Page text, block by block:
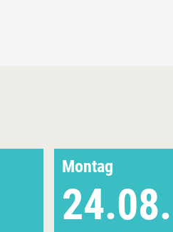
Montag
24.08.